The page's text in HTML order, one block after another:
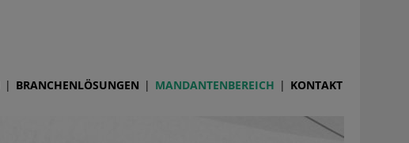
BRANCHENLÖSUNGEN MANDANTENBEREICH KONTAKT